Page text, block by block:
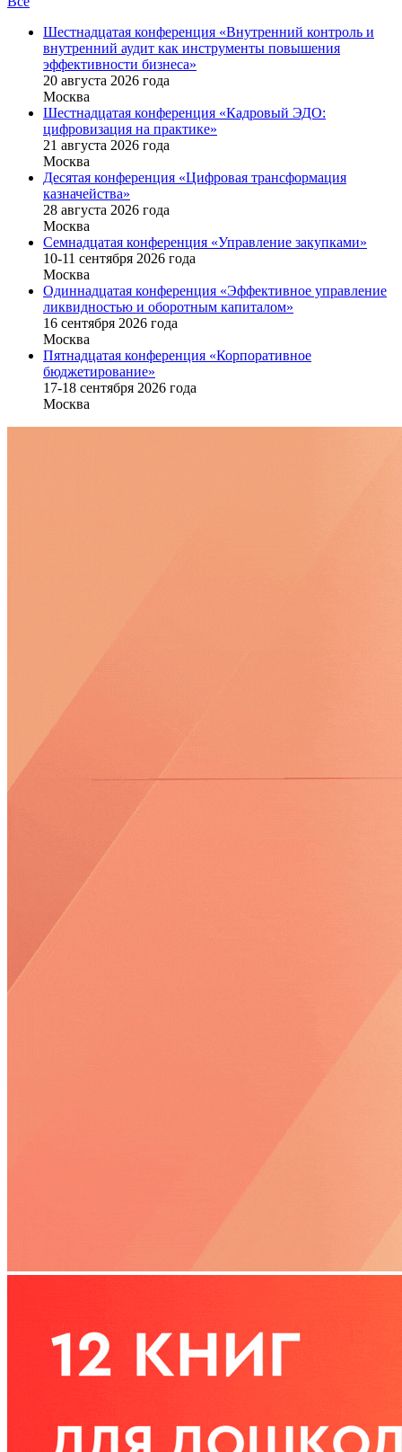
Шестнадцатая конференция «Внутренний контроль и
внутренний аудит как инструменты повышения
эффективности бизнеса»
20 августа 2026 года
Москва
Шестнадцатая конференция «Кадровый ЭДО:
цифровизация на практике»
21 августа 2026 года
Москва
Десятая конференция «Цифровая трансформация
казначейства»
28 августа 2026 года
Москва
Семнадцатая конференция «Управление закупками»
10-11 сентября 2026 года
Москва
Одиннадцатая конференция «Эффективное управление
ликвидностью и оборотным капиталом»
16 cентября 2026 года
Москва
Пятнадцатая конференция «Корпоративное
бюджетирование»
17-18 сентября 2026 года
Москва